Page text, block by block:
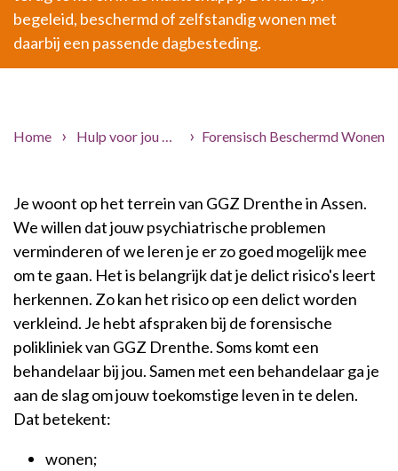
begeleid, beschermd of zelfstandig wonen met
daarbij een passende dagbesteding.
Home Hulp voor jou Zorgaanbod Forensische
Forensisch Beschermd Wonen
Je woont op het terrein van GGZ Drenthe in Assen.
We willen dat jouw psychiatrische problemen
verminderen of we leren je er zo goed mogelijk mee
om te gaan. Het is belangrijk dat je delict risico's leert
herkennen. Zo kan het risico op een delict worden
verkleind. Je hebt afspraken bij de forensische
polikliniek van GGZ Drenthe. Soms komt een
behandelaar bij jou. Samen met een behandelaar ga je
aan de slag om jouw toekomstige leven in te delen.
Dat betekent:
wonen;